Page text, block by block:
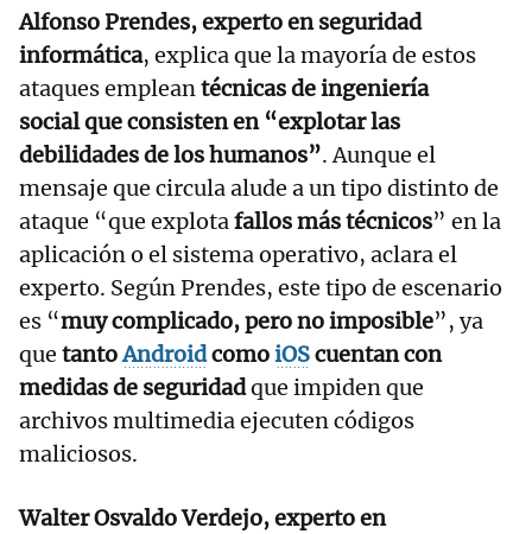
Alfonso Prendes, experto en seguridad
informática, explica que la mayoría de estos
ataques empleantécnicas de ingeniería
social que consisten en “explotar las
debilidades de los humanos”. Aunque el
mensaje que circula alude a un tipo distinto de
ataque “que explotafallos más técnicos” en la
aplicación o el sistema operativo, aclara el
experto. Según Prendes, este tipo de escenario
es “muy complicado, pero no imposible”, ya
que tantoAndroidcomoiOScuentan con
medidas de seguridadque impiden que
archivos multimedia ejecuten códigos
maliciosos.
Walter Osvaldo Verdejo, experto en